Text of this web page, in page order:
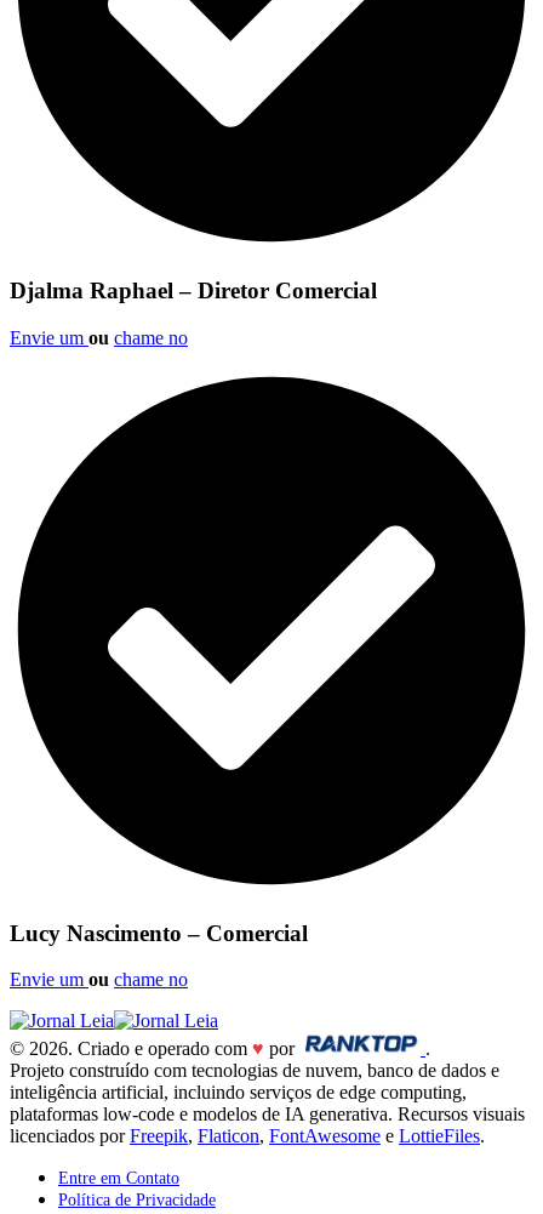
Djalma Raphael – Diretor Comercial
Envie um ou chame no
Lucy Nascimento – Comercial
Envie um ou chame no
© 2026. Criado e operado com ♥ por
.
Projeto construído com tecnologias de nuvem, banco de dados e
inteligência artificial, incluindo serviços de edge computing,
plataformas low-code e modelos de IA generativa. Recursos visuais
licenciados porFreepik, Flaticon, FontAwesome e LottieFiles.
Entre em Contato
Política de Privacidade